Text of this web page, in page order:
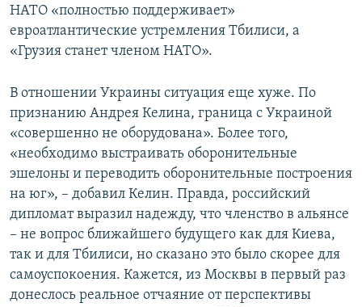
НАТО «полностью поддерживает»
евроатлантические устремления Тбилиси, а
«Грузия станет членом НАТО».
В отношении Украины ситуация еще хуже. По
признанию Андрея Келина, граница с Украиной
«совершенно не оборудована». Более того,
«необходимо выстраивать оборонительные
эшелоны и переводить оборонительные построения
на юг», – добавил Келин. Правда, российский
дипломат выразил надежду, что членство в альянсе
– не вопрос ближайшего будущего как для Киева,
так и для Тбилиси, но сказано это было скорее для
самоуспокоения. Кажется, из Москвы в первый раз
донеслось реальное отчаяние от перспективы